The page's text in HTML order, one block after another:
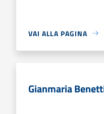
VAI ALLA PAGINA
Gianmaria